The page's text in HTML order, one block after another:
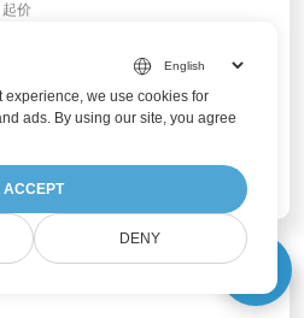
价
experience, we use cookies for
ads. By using our site, you agree
ACCEPT
DENY